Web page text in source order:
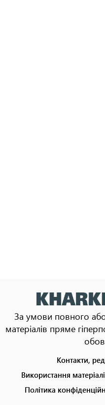
За умови повного
матеріалів пряме
menu
Контакти,
Використання
Політика